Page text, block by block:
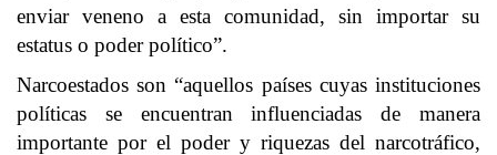
enviar veneno a esta comunidad, sin importar su
estatus o poder político”.
Narcoestados son “aquellos países cuyas instituciones
políticas se encuentran influenciadas de manera
importante por el poder y riquezas del narcotráfico,